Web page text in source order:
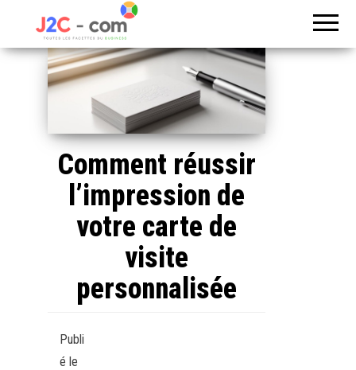
Comment réussir
l’impression de
votre carte de
visite
personnalisée
Publi
é le